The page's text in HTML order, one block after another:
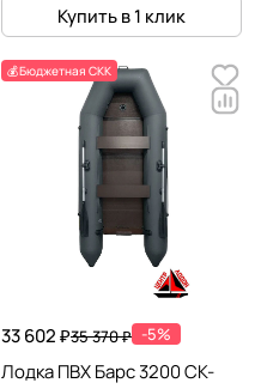
Купить в 1 клик
💰Бюджетная СКК
33 602 ₽35 370 ₽ -5%
Лодка ПВХ Барс 3200 СК-